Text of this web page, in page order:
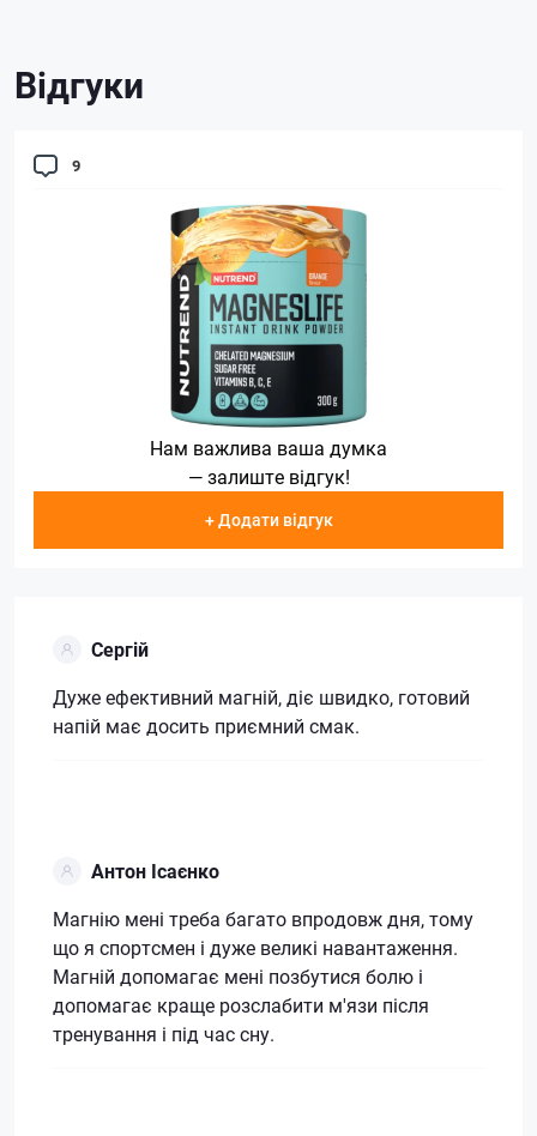
Відгуки
9
Нам важлива ваша думка
— залиште відгук!
+ Додати відгук
Сергій
Дуже ефективний магній, діє швидко, готовий
напій має досить приємний смак.
Антон Ісаєнко
Магнію мені треба багато впродовж дня, тому
що я спортсмен і дуже великі навантаження.
Магній допомагає мені позбутися болю і
допомагає краще розслабити м'язи після
тренування і під час сну.